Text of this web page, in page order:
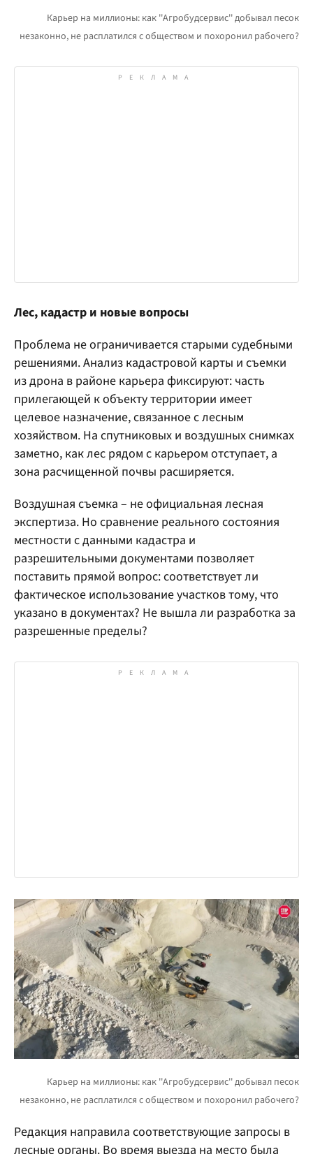
Лес, кадастр и новые вопросы
Проблема не ограничивается старыми судебными
решениями. Анализ кадастровой карты и съемки
из дрона в районе карьера фиксируют: часть
прилегающей к объекту территории имеет
целевое назначение, связанное с лесным
хозяйством. На спутниковых и воздушных снимках
заметно, как лес рядом с карьером отступает, а
зона расчищенной почвы расширяется.
Воздушная съемка – не официальная лесная
экспертиза. Но сравнение реального состояния
местности с данными кадастра и
разрешительными документами позволяет
поставить прямой вопрос: соответствует ли
фактическое использование участков тому, что
указано в документах? Не вышла ли разработка за
разрешенные пределы?
Редакция направила соответствующие запросы в
лесные органы. Во время выезда на место была